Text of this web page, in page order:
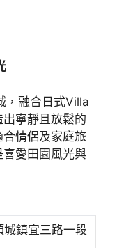
，融合日式Villa
寧靜且放鬆的
情侶及家庭旅
愛田園風光與
城鎮宜三路一段